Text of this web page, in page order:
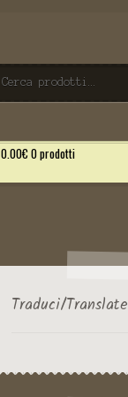
0.00€0 prodotti
Traduci/Translate